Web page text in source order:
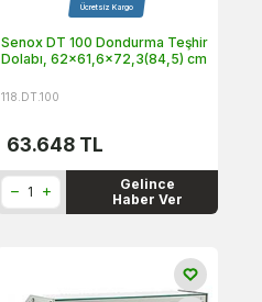
Ücretsiz Kargo
Senox DT 100 Dondurma Teşhir
Dolabı, 62x61,6x72,3(84,5) cm
118.DT.100
63.648TL
Gelince
Haber Ver